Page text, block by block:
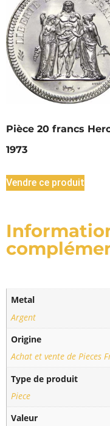
Pièce 20 francs
1973
Vendre ce produit
Metal
Argent
Origine
Achat et vente de Pieces
Type de produit
Piece
Valeur